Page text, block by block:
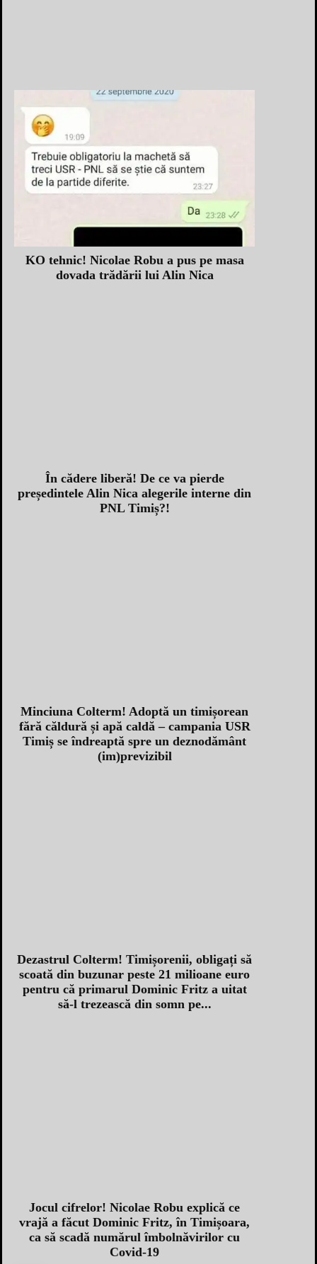
KO tehnic! Nicolae Robu a pus pe masa
dovada trădării lui Alin Nica
În cădere liberă! De ce va pierde
președintele Alin Nica alegerile interne din
PNL Timiș?!
Minciuna Colterm! Adoptă un timișorean
fără căldură și apă caldă – campania USR
Timiș se îndreaptă spre un deznodământ
(im)previzibil
Dezastrul Colterm! Timișorenii, obligați să
scoată din buzunar peste 21 milioane euro
pentru că primarul Dominic Fritz a uitat
să-l trezească din somn pe...
Jocul cifrelor! Nicolae Robu explică ce
vrajă a făcut Dominic Fritz, în Timișoara,
ca să scadă numărul îmbolnăvirilor cu
Covid-19